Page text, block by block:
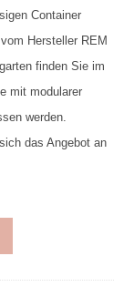
Container
Hersteller REM
finden Sie im
mit modularer
werden.
das Angebot an